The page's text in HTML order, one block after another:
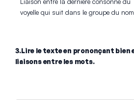
voyelle qui suit dans le groupe du
3.Lire le texte en prononçant bien
liaisons entre les mots.